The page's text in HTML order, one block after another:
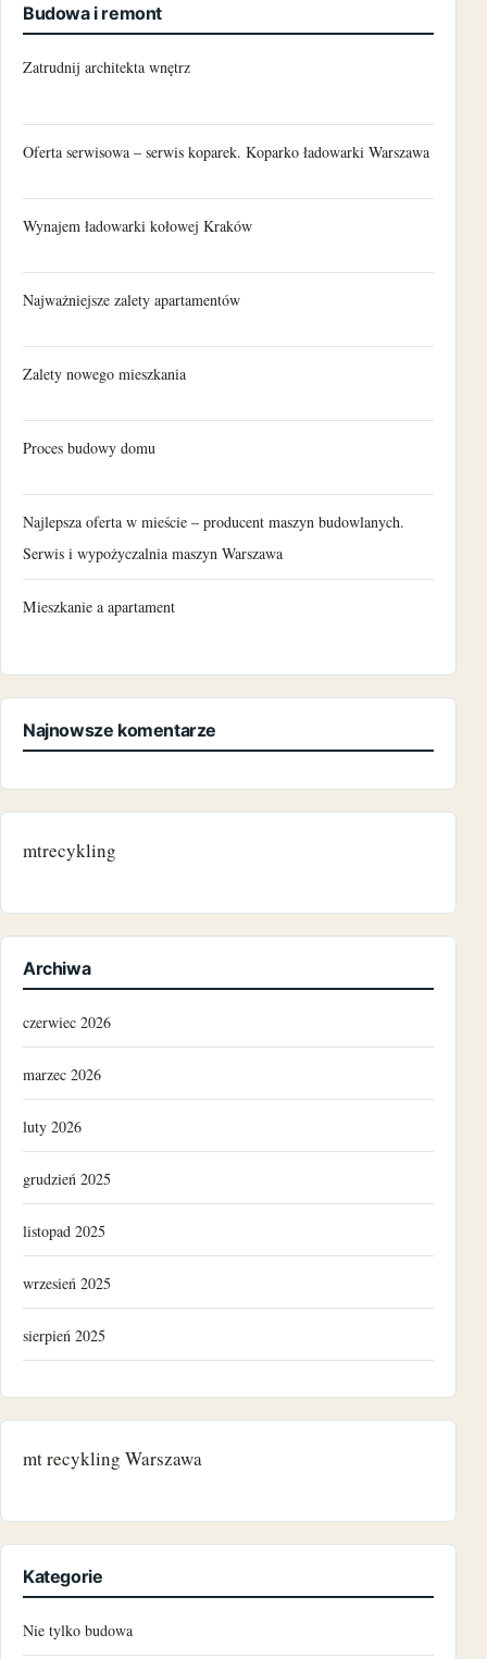
Budowa i remont
Zatrudnij architekta wnętrz
Oferta serwisowa – serwis koparek. Koparko ładowarki Warszawa
Wynajem ładowarki kołowej Kraków
Najważniejsze zalety apartamentów
Zalety nowego mieszkania
Proces budowy domu
Najlepsza oferta w mieście – producent maszyn budowlanych.
Serwis i wypożyczalnia maszyn Warszawa
Mieszkanie a apartament
Najnowsze komentarze
mtrecykling
Archiwa
czerwiec 2026
marzec 2026
luty 2026
grudzień 2025
listopad 2025
wrzesień 2025
sierpień 2025
czerwiec 2024
maj 2024
mt recykling Warszawa
Kategorie
Nie tylko budowa